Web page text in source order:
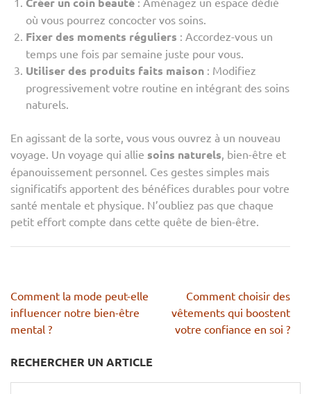
où vous pourrez concocter vos soins.
Fixer des moments réguliers : Accordez-vous un
temps une fois par semaine juste pour vous.
Utiliser des produits faits maison : Modifiez
progressivement votre routine en intégrant des soins
naturels.
En agissant de la sorte, vous vous ouvrez à un nouveau
voyage. Un voyage qui allie soins naturels, bien-être et
épanouissement personnel. Ces gestes simples mais
significatifs apportent des bénéfices durables pour votre
santé mentale et physique. N’oubliez pas que chaque
petit effort compte dans cette quête de bien-être.
Navigation
de
l’article
Comment la mode peut-elle
influencer notre bien-être
mental ?
Comment choisir des
vêtements qui boostent
votre confiance en soi ?
RECHERCHER UN ARTICLE